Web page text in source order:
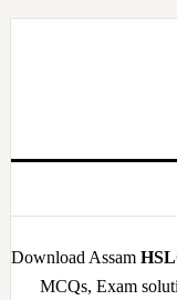
Skip
Skip
Skip
Skip
Download Assam
MCQs, Exam